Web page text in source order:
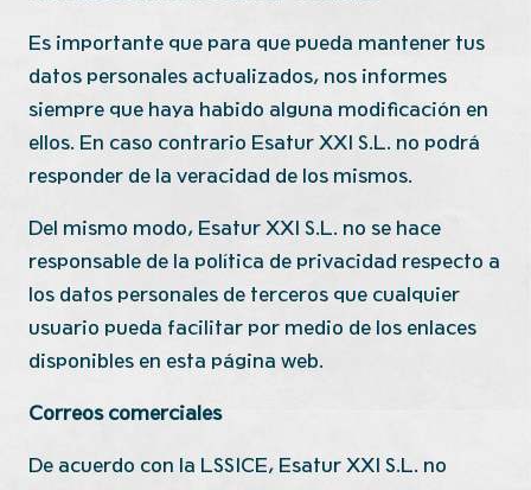
Es importante que para que pueda mantener tus
datos personales actualizados, nos informes
siempre que haya habido alguna modificación en
ellos. En caso contrario Esatur XXI S.L. no podrá
responder de la veracidad de los mismos.
Del mismo modo, Esatur XXI S.L. no se hace
responsable de la política de privacidad respecto a
los datos personales de terceros que cualquier
usuario pueda facilitar por medio de los enlaces
disponibles en esta página web.
Correos comerciales
De acuerdo con la LSSICE, Esatur XXI S.L. no